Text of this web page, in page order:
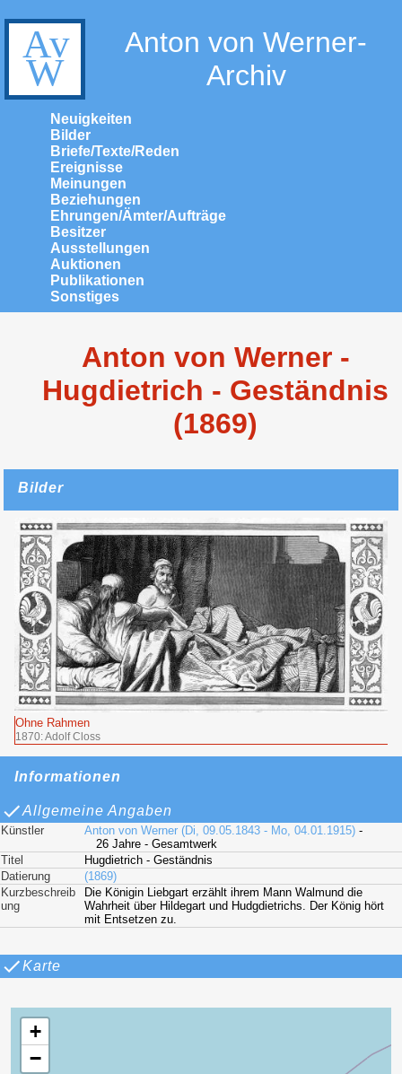
Anton von Werner-
Archiv
Neuigkeiten
Bilder
Briefe/Texte/Reden
Ereignisse
Meinungen
Beziehungen
Ehrungen/Ämter/Aufträge
Besitzer
Ausstellungen
Auktionen
Publikationen
Sonstiges
Anton von Werner -
Hugdietrich - Geständnis
(1869)
Bilder
Ohne Rahmen
1870: Adolf Closs
Informationen
Allgemeine Angaben
Künstler Anton von Werner (Di, 09.05.1843 - Mo, 04.01.1915) -
26 Jahre - Gesamtwerk
Titel
Hugdietrich - Geständnis
Datierung
(1869)
Kurzbeschreib
ung
Die Königin Liebgart erzählt ihrem Mann Walmund die
Wahrheit über Hildegart und Hudgdietrichs. Der König hört
mit Entsetzen zu.
Karte
+
−